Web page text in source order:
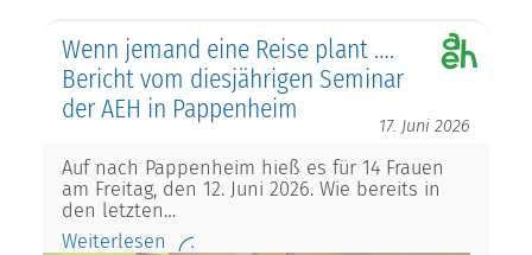
Wenn jemand eine Reise plant ….
Bericht vom diesjährigen Seminar
der AEH in Pappenheim
17. Juni 2026
Auf nach Pappenheim hieß es für 14 Frauen
am Freitag, den 12. Juni 2026. Wie bereits in
den letzten…
Weiterlesen